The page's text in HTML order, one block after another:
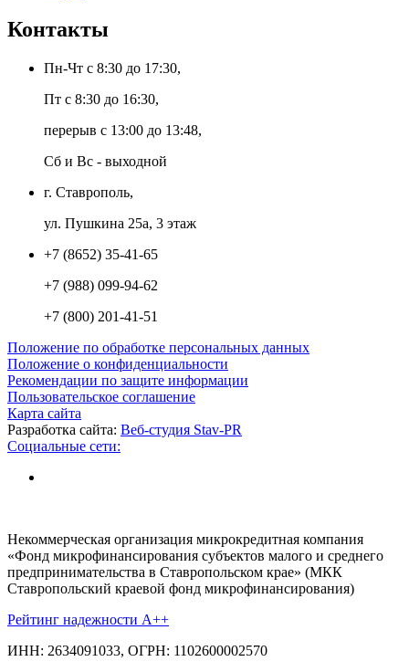
Контакты
Пн-Чт с 8:30 до 17:30,
Пт с 8:30 до 16:30,
перерыв с 13:00 до 13:48,
Сб и Вс - выходной
г. Ставрополь,
ул. Пушкина 25а, 3 этаж
+7 (8652) 35-41-65
+7 (988) 099-94-62
+7 (800) 201-41-51
Положение по обработке персональных данных
Положение о конфиденциальности
Рекомендации по защите информации
Пользовательское соглашение
Карта сайта
Разработка сайта: Веб-студия Stav-PR
Социальные сети:
Некоммерческая организация микрокредитная компания
«Фонд микрофинансирования субъектов малого и среднего
предпринимательства в Ставропольском крае» (МКК
Ставропольский краевой фонд микрофинансирования)
Рейтинг надежности A++
ИНН: 2634091033, ОГРН: 1102600002570